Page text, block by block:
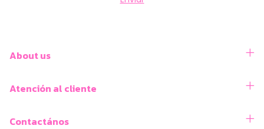
About us
Atención al cliente
Contactános